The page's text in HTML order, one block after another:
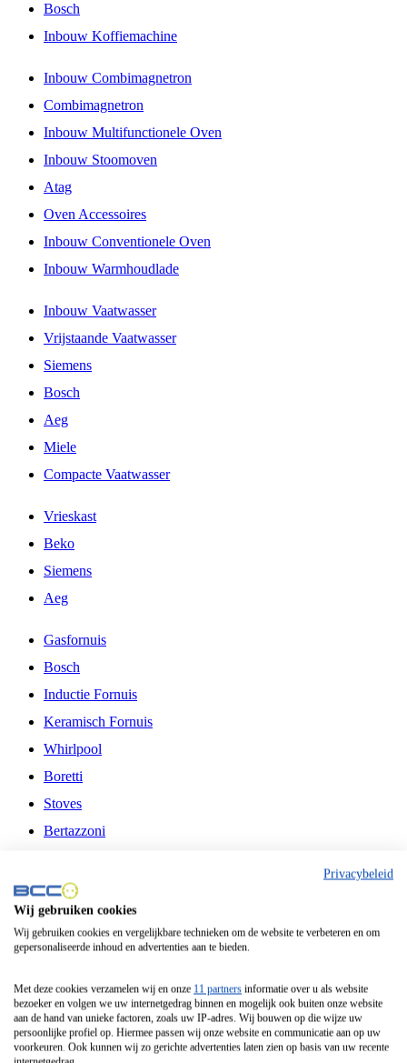
Bosch
Inbouw Koffiemachine
Inbouw Combimagnetron
Combimagnetron
Inbouw Multifunctionele Oven
Inbouw Stoomoven
Atag
Oven Accessoires
Inbouw Conventionele Oven
Inbouw Warmhoudlade
Inbouw Vaatwasser
Vrijstaande Vaatwasser
Siemens
Bosch
Aeg
Miele
Compacte Vaatwasser
Vrieskast
Beko
Siemens
Aeg
Gasfornuis
Bosch
Inductie Fornuis
Keramisch Fornuis
Whirlpool
Boretti
Stoves
Bertazzoni
Fitelli
Airfryer
Frituurpan
Contactgrill
Broodbakmachine
Broodrooster
Privacybeleid
Wij gebruiken cookies
Wij gebruiken cookies en vergelijkbare technieken om de website te verbeteren en om
gepersonaliseerde inhoud en advertenties aan te bieden.
Met deze cookies verzamelen wij en onze 11 partners informatie over u als website
bezoeker en volgen we uw internetgedrag binnen en mogelijk ook buiten onze website
aan de hand van unieke factoren, zoals uw IP-adres. Wij bouwen op die wijze uw
persoonlijke profiel op. Hiermee passen wij onze website en communicatie aan op uw
voorkeuren. Ook kunnen wij zo gerichte advertenties laten zien op basis van uw recente